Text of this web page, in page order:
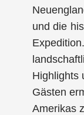
und die
Highlights
Gästen
Amerikas